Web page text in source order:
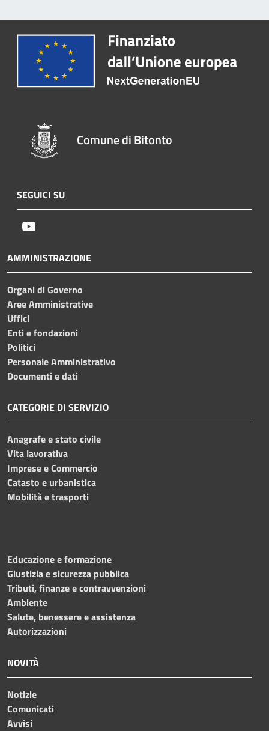
Comune di Bitonto
SEGUICI SU
AMMINISTRAZIONE
Organi di Governo
Aree Amministrative
Uffici
Enti e fondazioni
Politici
Personale Amministrativo
Documenti e dati
CATEGORIE DI SERVIZIO
Anagrafe e stato civile
Vita lavorativa
Imprese e Commercio
Catasto e urbanistica
Mobilità e trasporti
Educazione e formazione
Giustizia e sicurezza pubblica
Tributi, finanze e contravvenzioni
Ambiente
Salute, benessere e assistenza
Autorizzazioni
NOVITÀ
Notizie
Comunicati
Avvisi